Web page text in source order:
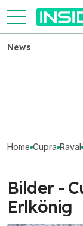
News
Home Cupra Raval
Bilder -
Erlkönig